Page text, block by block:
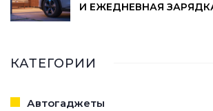
И ЕЖЕДНЕВНАЯ
КАТЕГОРИИ
Автогаджеты